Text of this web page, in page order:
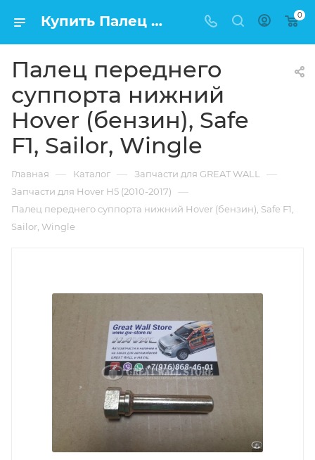
Купить Палец переднего суппорта нижний Hover (бензин), Safe F1, Sailor, Wingle в Москве по низкой цене 0
Палец переднего
суппорта нижний
Hover (бензин), Safe
F1, Sailor, Wingle
Главная — Каталог — Запчасти для GREAT WALL —
Запчасти для Hover H5 (2010-2017) —
Палец переднего суппорта нижний Hover (бензин), Safe F1,
Sailor, Wingle